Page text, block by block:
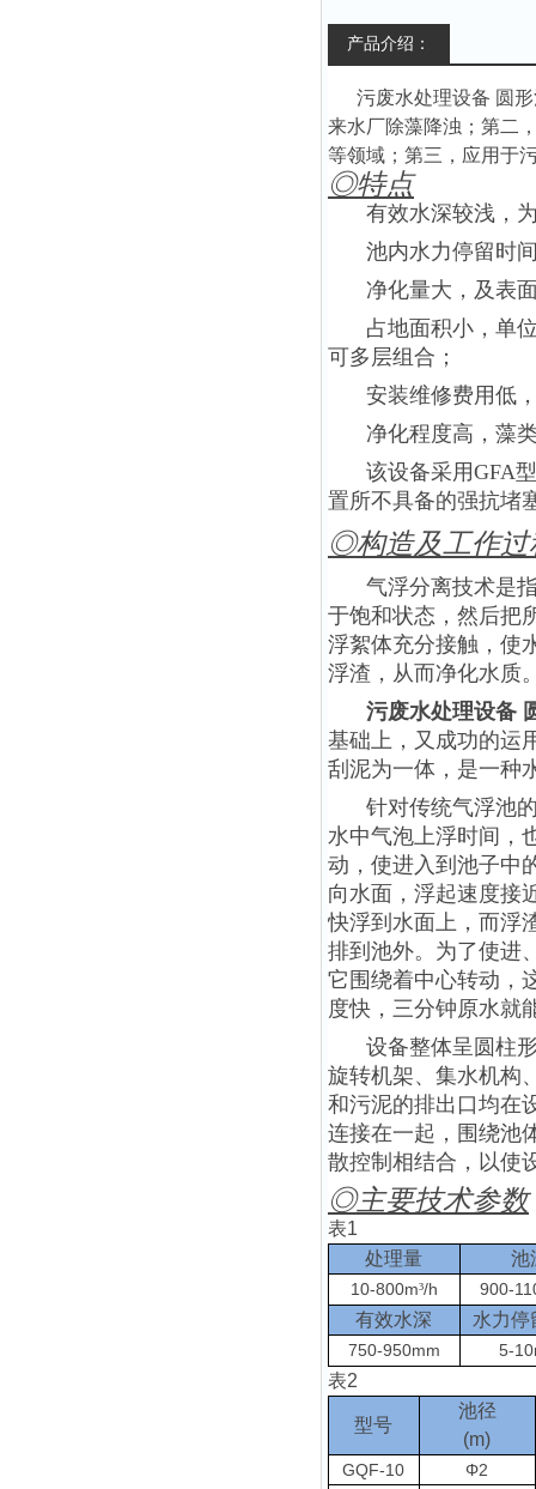
产品介绍：
污废水处理设备 圆
来水厂除藻降浊；第二
等领域；第三，应用于
◎特点
有效水深较浅，
池内水力停留时
净化量大，及表
占地面积小，单
可多层组合；
安装维修费用低
净化程度高，藻
该设备采用GFA
置所不具备的强抗堵
◎构造及工作过
气浮分离技术是
于饱和状态，然后把
浮絮体充分接触，使
浮渣，从而净化水质
污废水处理设备
基础上，又成功的运
刮泥为一体，是一种
针对传统气浮池
水中气泡上浮时间，
动，使进入到池子中
向水面，浮起速度接
快浮到水面上，而浮
排到池外。为了使进
它围绕着中心转动，
度快，三分钟原水就
设备整体呈圆柱
旋转机架、集水机构
和污泥的排出口均在
连接在一起，围绕池
散控制相结合，以使
◎主要技术参数
表1
处理量
池
10-800m³/h 900-
有效水深 水力停
750-950mm 5-
表2
型号
池径
(m)
GQF-10
Φ2